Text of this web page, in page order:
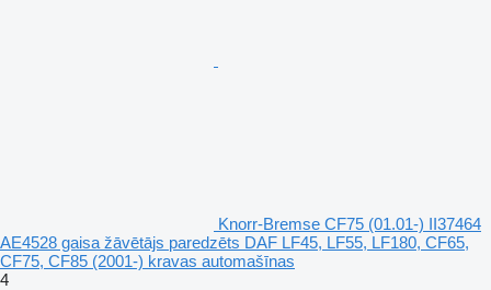
Knorr-Bremse CF75 (01.01-) II37464
AE4528 gaisa žāvētājs paredzēts DAF LF45, LF55, LF180, CF65,
CF75, CF85 (2001-) kravas automašīnas
4